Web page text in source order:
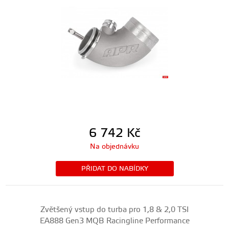
6 742 Kč
Na objednávku
PŘIDAT DO NABÍDKY
Zvětšený vstup do turba pro 1,8 & 2,0 TSI
EA888 Gen3 MQB Racingline Performance